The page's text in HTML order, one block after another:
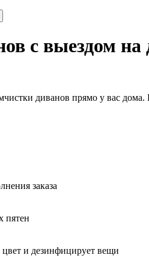
с выездом на
диванов прямо у вас
заказа
пятен
и дезинфицирует вещи